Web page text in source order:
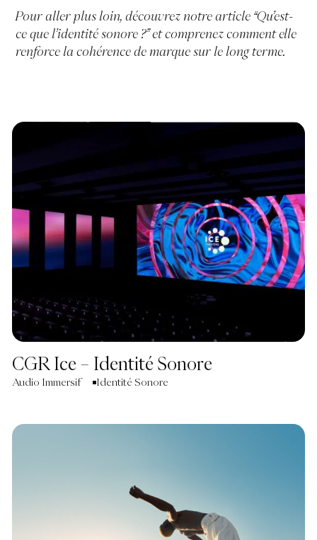
Pour aller plus loin, découvrez notre article “Qu’est-
ce que l’identité sonore ?” et comprenez comment elle
renforce la cohérence de marque sur le long terme.
CGR Ice – Identité Sonore
Audio Immersif Identité Sonore